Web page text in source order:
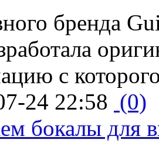
бренда
с
24 22:58 (0)
бокалы для